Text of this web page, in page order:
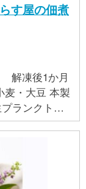
す屋の佃煮
ランクトン
。